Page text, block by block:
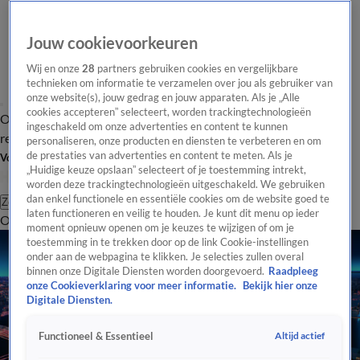
Overzicht Laatste nieuws Regionieuws Het beste van Hart
Tip de
redactie
Volg Hart van Nederland
Zoeken
OverzichtRegioUitzendingenWeerTip de redactiePanelVideo's
Jouw cookievoorkeuren
Wij en onze28 partners gebruiken cookies en vergelijkbare
technieken om informatie te verzamelen over jou als gebruiker van
onze website(s), jouw gedrag en jouw apparaten. Als je „Alle
cookies accepteren” selecteert, worden trackingtechnologieën
ingeschakeld om onze advertenties en content te kunnen
personaliseren, onze producten en diensten te verbeteren en om
de prestaties van advertenties en content te meten. Als je
„Huidige keuze opslaan” selecteert of je toestemming intrekt,
worden deze trackingtechnologieën uitgeschakeld. We gebruiken
dan enkel functionele en essentiële cookies om de website goed te
laten functioneren en veilig te houden. Je kunt dit menu op ieder
moment opnieuw openen om je keuzes te wijzigen of om je
toestemming in te trekken door op de link Cookie-instellingen
onder aan de webpagina te klikken. Je selecties zullen overal
binnen onze Digitale Diensten worden doorgevoerd. Raadpleeg
onze Cookieverklaring voor meer informatie.
Bekijk hier onze
Digitale Diensten.
Functioneel & Essentieel Altijd actief